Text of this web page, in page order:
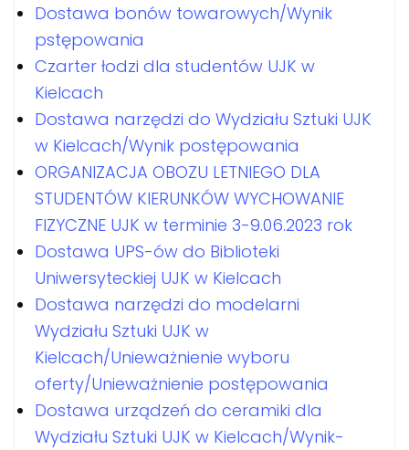
Dostawa bonów towarowych/Wynik
pstępowania
Czarter łodzi dla studentów UJK w
Kielcach
Dostawa narzędzi do Wydziału Sztuki UJK
w Kielcach/Wynik postępowania
ORGANIZACJA OBOZU LETNIEGO DLA
STUDENTÓW KIERUNKÓW WYCHOWANIE
FIZYCZNE UJK w terminie 3-9.06.2023 rok
Dostawa UPS-ów do Biblioteki
Uniwersyteckiej UJK w Kielcach
Dostawa narzędzi do modelarni
Wydziału Sztuki UJK w
Kielcach/Unieważnienie wyboru
oferty/Unieważnienie postępowania
Dostawa urządzeń do ceramiki dla
Wydziału Sztuki UJK w Kielcach/Wynik-